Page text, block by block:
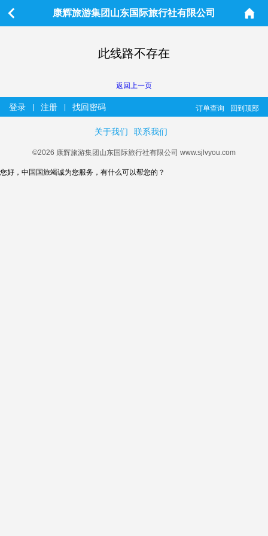
康辉旅游集团山东国际旅行社有限公司
此线路不存在
返回上一页
登录 注册 找回密码 回到顶部
订单查询
关于我们 联系我们
©2026 康辉旅游集团山东国际旅行社有限公司 www.sjlvyou.com
您好，中国国旅竭诚为您服务，有什么可以帮您的？